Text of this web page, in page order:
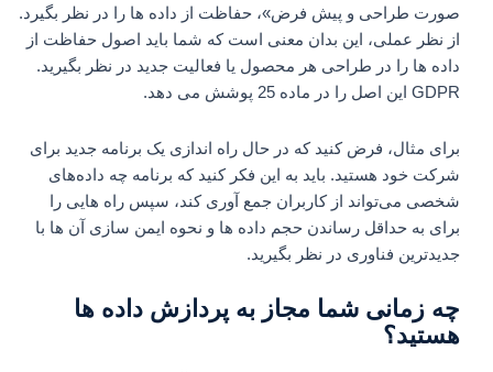
صورت طراحی و پیش فرض»، حفاظت از داده ها را در نظر بگیرد.
از نظر عملی، این بدان معنی است که شما باید اصول حفاظت از
داده ها را در طراحی هر محصول یا فعالیت جدید در نظر بگیرید.
GDPR این اصل را در ماده 25 پوشش می دهد.
برای مثال، فرض کنید که در حال راه اندازی یک برنامه جدید برای
شرکت خود هستید. باید به این فکر کنید که برنامه چه داده‌های
شخصی می‌تواند از کاربران جمع‌ آوری کند، سپس راه‌ هایی را
برای به حداقل رساندن حجم داده‌ ها و نحوه ایمن‌ سازی آن‌ ها با
جدیدترین فناوری در نظر بگیرید.
چه زمانی شما مجاز به پردازش داده ها
هستید؟